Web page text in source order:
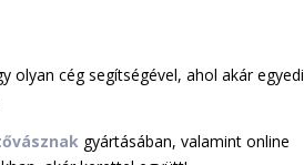
olyan cég segítségével, ahol akár egyedi
gyártásában, valamint online